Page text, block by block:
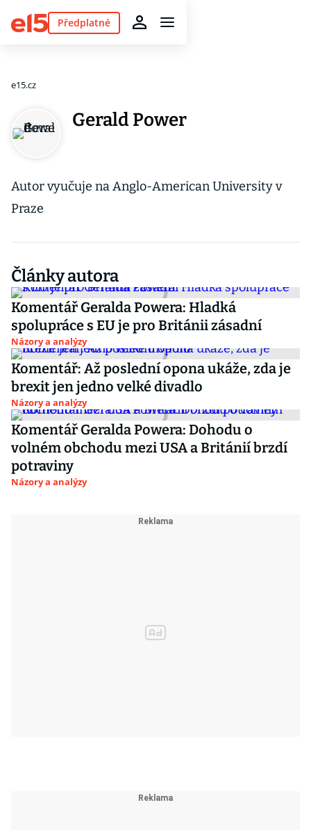
Předplatné
e15.cz
Gerald Power
Autor vyučuje na Anglo-American University v
Praze
Články autora
Komentář Geralda Powera: Hladká
spolupráce s EU je pro Británii zásadní
Názory a analýzy
Komentář: Až poslední opona ukáže, zda je
brexit jen jedno velké divadlo
Názory a analýzy
Komentář Geralda Powera: Dohodu o
volném obchodu mezi USA a Británií brzdí
potraviny
Názory a analýzy